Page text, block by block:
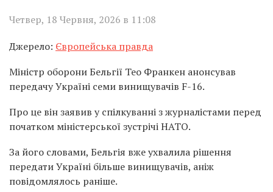
Четвер, 18 Червня, 2026 в 11:08
Джерело: Європейська правда
Міністр оборони Бельгії Тео Франкен анонсував
передачу Україні семи винищувачів F-16.
Про це він заявив у спілкуванні з журналістами перед
початком міністерської зустрічі НАТО.
За його словами, Бельгія вже ухвалила рішення
передати Україні більше винищувачів, аніж
повідомлялось раніше.